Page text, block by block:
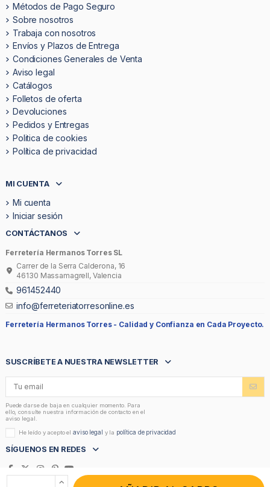
Métodos de Pago Seguro
Sobre nosotros
Trabaja con nosotros
Envíos y Plazos de Entrega
Condiciones Generales de Venta
Aviso legal
Catálogos
Folletos de oferta
Devoluciones
Pedidos y Entregas
Politica de cookies
Política de privacidad
MI CUENTA
Mi cuenta
Iniciar sesión
CONTÁCTANOS
Ferretería Hermanos Torres SL
Carrer de la Serra Calderona, 16
46130 Massamagrell, Valencia
961452440
info@ferreteriatorresonline.es
Ferretería Hermanos Torres - Calidad y Confianza en Cada Proyecto.
SUSCRÍBETE A NUESTRA NEWSLETTER
Puede darse de baja en cualquier momento. Para
ello, consulte nuestra información de contacto en el
aviso legal.
He leído y acepto elaviso legal y la política de privacidad
SÍGUENOS EN REDES